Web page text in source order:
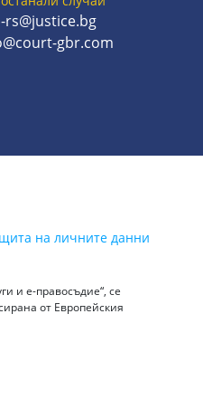
gbr.com
на личните данни
и е-правосъдие“, се
от Европейския